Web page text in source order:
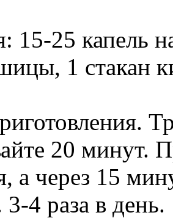
15-25 капель
1 стакан
20 минут.
а через 15
3-4 раза в день.